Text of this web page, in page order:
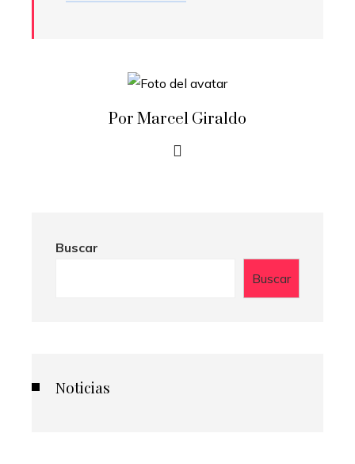
Por Marcel Giraldo
Buscar
Buscar
Noticias